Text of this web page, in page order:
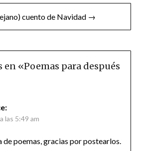
cuento de Navidad →
en «Poemas para después
las 5:49 am
de poemas, gracias por postearlos.